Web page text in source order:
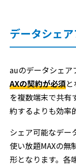
データシェ
auのデータシェア
AXの契約が必須
を複数端末で共有
約するよりも効率
シェア可能なデー
使い放題MAXの無
形となります。各